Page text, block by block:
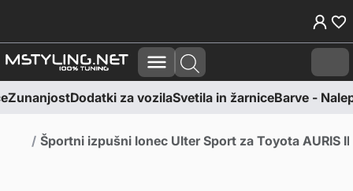
Cart
ZunanjostDodatki za vozilaSvetila in žarniceBarve -
Domov
Športni izpušni lonec Ulter Sport za Toyota AURIS